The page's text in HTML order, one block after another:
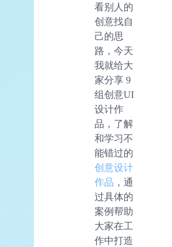
看别人的
创意找自
己的思
路，今天
我就给大
家分享 9
组创意UI
设计作
品，了解
和学习不
能错过的
创意设计
作品 ，通
过具体的
案例帮助
大家在工
作中打造